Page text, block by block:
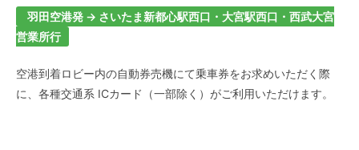
羽田空港発 → さいたま新都心駅西口・大宮駅西口・西武大宮
営業所行
空港到着ロビー内の自動券売機にて乗車券をお求めいただく際
に、各種交通系 ICカード（一部除く）がご利用いただけます。